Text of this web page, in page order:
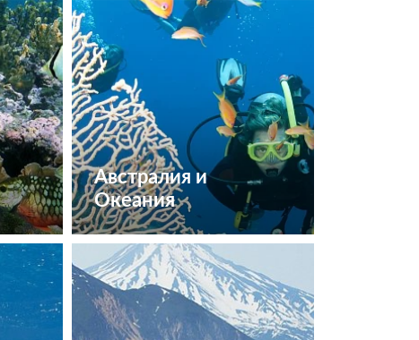
Австралия и
Океания
Посмотреть туры